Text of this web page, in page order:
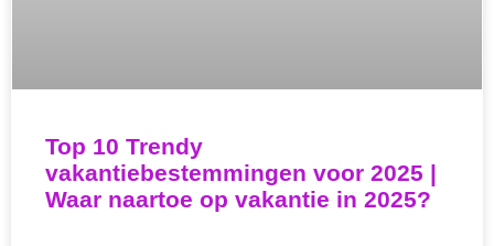
Top 10 Trendy
vakantiebestemmingen voor 2025 |
Waar naartoe op vakantie in 2025?